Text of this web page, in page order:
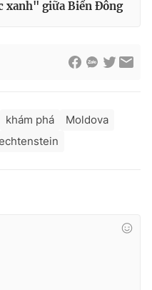
xanh" giữa Biển Đông
khám phá
Moldova